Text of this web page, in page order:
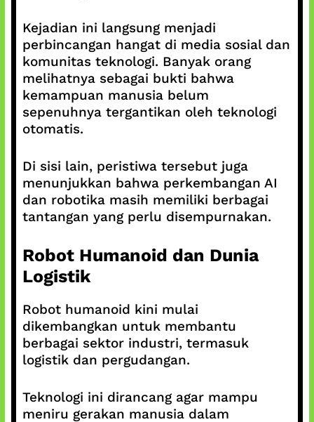
Kejadian ini langsung menjadi
perbincangan hangat di media sosial dan
komunitas teknologi. Banyak orang
melihatnya sebagai bukti bahwa
kemampuan manusia belum
sepenuhnya tergantikan oleh teknologi
otomatis.
Di sisi lain, peristiwa tersebut juga
menunjukkan bahwa perkembangan AI
dan robotika masih memiliki berbagai
tantangan yang perlu disempurnakan.
Robot Humanoid dan Dunia
Logistik
Robot humanoid kini mulai
dikembangkan untuk membantu
berbagai sektor industri, termasuk
logistik dan pergudangan.
Teknologi ini dirancang agar mampu
meniru gerakan manusia dalam